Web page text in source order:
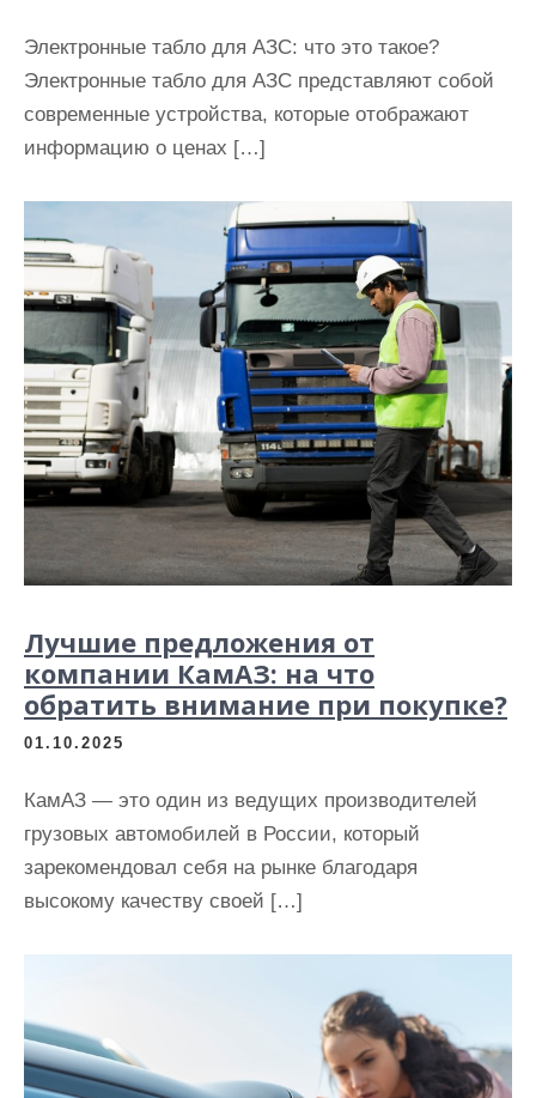
Электронные табло для АЗС: что это такое?
Электронные табло для АЗС представляют собой
современные устройства, которые отображают
информацию о ценах […]
Лучшие предложения от
компании КамАЗ: на что
обратить внимание при покупке?
01.10.2025
КамАЗ — это один из ведущих производителей
грузовых автомобилей в России, который
зарекомендовал себя на рынке благодаря
высокому качеству своей […]